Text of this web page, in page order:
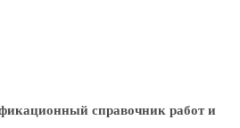
справочник работ и